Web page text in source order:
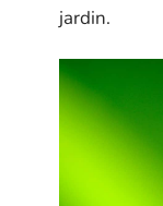
jardin.